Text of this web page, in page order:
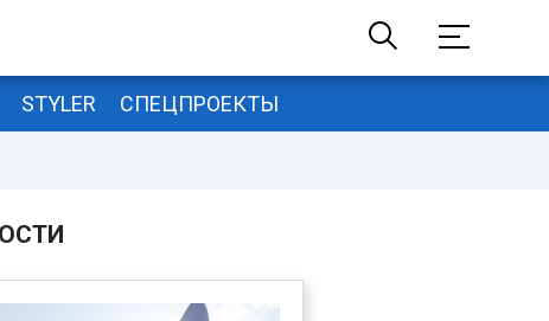
STYLER СПЕЦПРОЕКТЫ